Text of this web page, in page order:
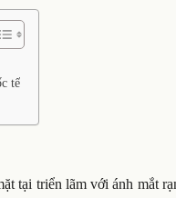
tế
tại triển lãm với ánh mắt